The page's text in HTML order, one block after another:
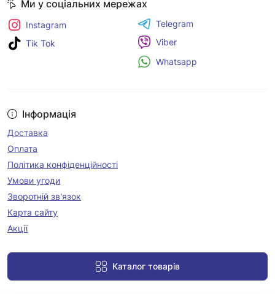
Інформація
Доставка
Оплата
Політика конфіденційності
Умови угоди
Зворотній зв'язок
Карта сайту
Акції
Каталог товарів
Ми у соціальних мережах
Instagram
Tik Tok
Telegram
Viber
Whatsapp